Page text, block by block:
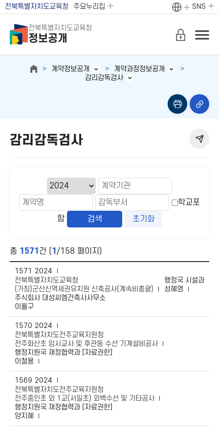
전북특별자치도교육청 주요누리집 SNS
전북특별자치도교육청
정보공개
계약정보공개
계약과정정보공개
감리감독검사
감리감독검사
학교포
함
초기화
총 1571 건 ( 1 /158 페이지)
1571 2024
전북특별자치도교육청
(가칭)군산신역세권유치원 신축공사(계속비총괄)
행정국 시설과
성혜영
주식회사 대성씨엠건축사사무소
이율구
1570 2024
전북특별자치도전주교육지원청
전주화산초 임시교사 및 후관동 수선 기계설비공사
행정지원국 재정협력과 [자료권한]
이철용
1569 2024
전북특별자치도전주교육지원청
전주중인초 외 1교(서일초) 외벽수선 및 기타공사
행정지원국 재정협력과 [자료권한]
양지혜